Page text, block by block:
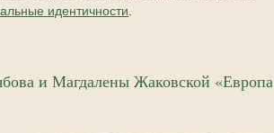
идентичности
и Магдалены Жаковской «Европа